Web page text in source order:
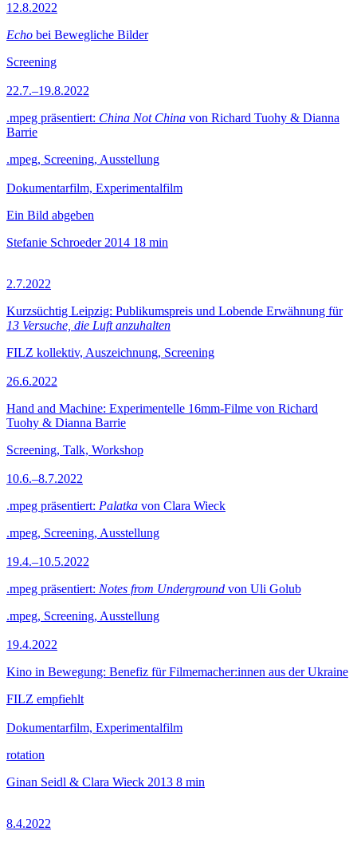
12.8.2022
Echo bei Bewegliche Bilder
Screening
22.7.–19.8.2022
.mpeg präsentiert: China Not China von Richard Tuohy & Dianna
Barrie
.mpeg, Screening, Ausstellung
Dokumentarfilm, Experimentalfilm
Ein Bild abgeben
Stefanie Schroeder 2014 18 min
2.7.2022
Kurzsüchtig Leipzig: Publikumspreis und Lobende Erwähnung für
13 Versuche, die Luft anzuhalten
FILZ kollektiv, Auszeichnung, Screening
26.6.2022
Hand and Machine: Experimentelle 16mm-Filme von Richard
Tuohy & Dianna Barrie
Screening, Talk, Workshop
10.6.–8.7.2022
.mpeg präsentiert: Palatka von Clara Wieck
.mpeg, Screening, Ausstellung
19.4.–10.5.2022
.mpeg präsentiert: Notes from Underground von Uli Golub
.mpeg, Screening, Ausstellung
19.4.2022
Kino in Bewegung: Benefiz für Filmemacher:innen aus der Ukraine
FILZ empfiehlt
Dokumentarfilm, Experimentalfilm
rotation
Ginan Seidl & Clara Wieck 2013 8 min
8.4.2022